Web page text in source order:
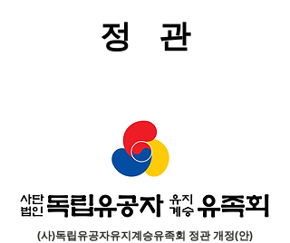
​정 관
(사)독립유공자유지계승유족회 정관 개정(안)